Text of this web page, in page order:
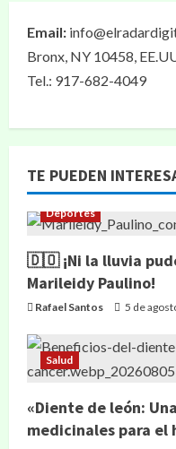
Email:
Bronx, NY 10458,
Tel.: 917-682-4049
TE PUEDEN
Deportes
🇩🇴 ¡Ni la lluvia
Marileidy Paulino!
Rafael Santos 5 de
Salud
«Diente de león:
medicinales para el